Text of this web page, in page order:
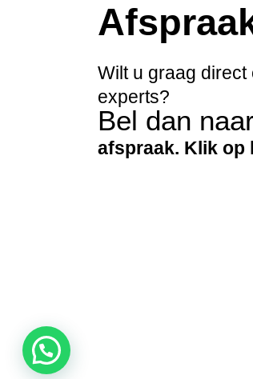
Wilt u graag
experts?
Bel dan naar
afspraak. Klik op